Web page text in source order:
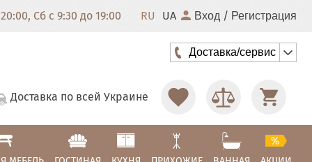
Сб с 9:30 до 19:00 RU UA Вход / Регистрация
Доставка/сервис
Доставка по всей Украине